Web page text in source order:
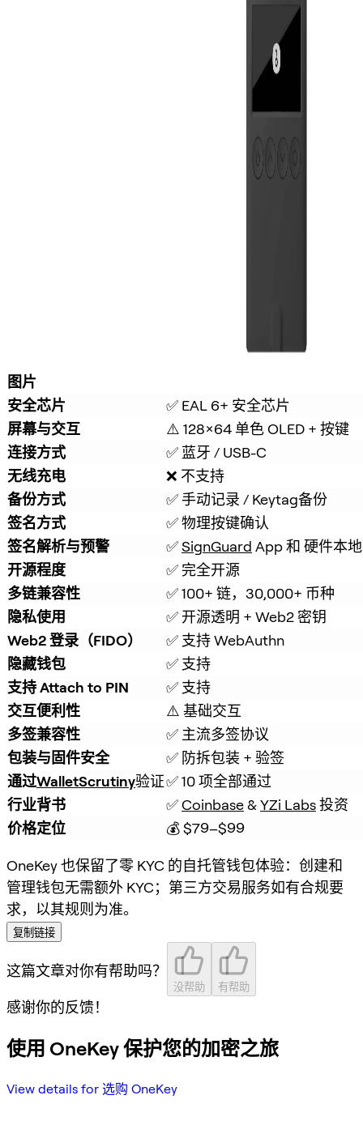
图片
安全芯片
✅ EAL 6+ 安全芯片
屏幕与交互
⚠️ 128×64 单色 OLED + 按键
连接方式
✅ 蓝牙 / USB-C
无线充电
❌ 不支持
备份方式
✅ 手动记录 / Keytag备份
签名方式
✅ 物理按键确认
签名解析与预警
✅ SignGuard App 和 硬件本
开源程度
✅ 完全开源
多链兼容性
✅ 100+ 链，30,000+ 币种
隐私使用
✅ 开源透明 + Web2 密钥
Web2 登录（FIDO）
✅ 支持 WebAuthn
隐藏钱包
✅ 支持
支持 Attach to PIN
✅ 支持
交互便利性
⚠️ 基础交互
多签兼容性
✅ 主流多签协议
包装与固件安全
✅ 防拆包装 + 验签
通过WalletScrutiny验证✅ 10 项全部通过
行业背书
✅ Coinbase & YZi Labs 投资
价格定位
💰 $79–$99
OneKey 也保留了零 KYC 的自托管钱包体验：创建和
管理钱包无需额外 KYC；第三方交易服务如有合规要
求，以其规则为准。
复制链接
这篇文章对你有帮助吗？
没帮助 有帮助
感谢你的反馈！
使用 OneKey 保护您的加密之旅
View details for 选购 OneKey